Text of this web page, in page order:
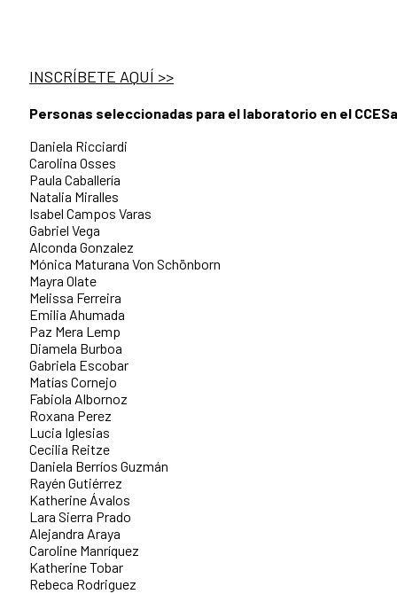
INSCRÍBETE AQUÍ >>
Personas seleccionadas para el laboratorio en el
Daniela Ricciardi
Carolina Osses
Paula Caballería
Natalia Miralles
Isabel Campos Varas
Gabriel Vega
Alconda Gonzalez
Mónica Maturana Von Schönborn
Mayra Olate
Melissa Ferreira
Emilia Ahumada
Paz Mera Lemp
Diamela Burboa
Gabriela Escobar
Matías Cornejo
Fabiola Albornoz
Roxana Perez
Lucia Iglesias
Cecilia Reitze
Daniela Berríos Guzmán
Rayén Gutiérrez
Katherine Ávalos
Lara Sierra Prado
Alejandra Araya
Caroline Manríquez
Katherine Tobar
Rebeca Rodriguez